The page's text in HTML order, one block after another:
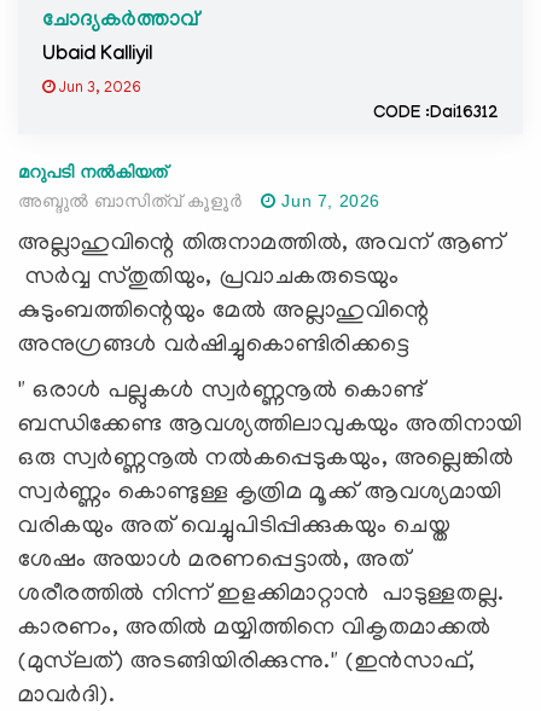
ചോദ്യകർത്താവ്
Ubaid Kalliyil
Jun 3, 2026
CODE :Dai16312
മറുപടി നൽകിയത്
അബ്ദുല്‍ ബാസിത്വ് കൂളൂര്‍
Jun 7, 2026
അല്ലാഹുവിന്റെ തിരുനാമത്തില്‍, അവന് ആണ്
സര്‍വ്വ സ്തുതിയും, പ്രവാചകരുടെയും
കുടുംബത്തിന്റെയും മേല്‍ അല്ലാഹുവിന്റെ
അനുഗ്രങ്ങള്‍ വര്‍ഷിച്ചുകൊണ്ടിരിക്കട്ടെ
" ഒരാൾ പല്ലുകൾ സ്വർണ്ണനൂൽ കൊണ്ട്
ബന്ധിക്കേണ്ട ആവശ്യത്തിലാവുകയും അതിനായി
ഒരു സ്വർണ്ണനൂൽ നൽകപ്പെടുകയും, അല്ലെങ്കിൽ
സ്വർണ്ണം കൊണ്ടുള്ള കൃത്രിമ മൂക്ക് ആവശ്യമായി
വരികയും അത് വെച്ചുപിടിപ്പിക്കുകയും ചെയ്ത
ശേഷം അയാൾ മരണപ്പെട്ടാൽ, അത്
ശരീരത്തിൽ നിന്ന് ഇളക്കിമാറ്റാൻ പാടുള്ളതല്ല.
കാരണം, അതിൽ മയ്യിത്തിനെ വികൃതമാക്കൽ
(മുസ്‌ലത്) അടങ്ങിയിരിക്കുന്നു." (ഇൻസാഫ്,
മാവർദി).